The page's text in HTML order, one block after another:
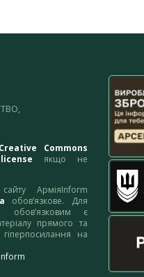
Creative Commons
якщо не
АрміяInform
обов’язкове. Для
обов’язковим є
прямого та
на